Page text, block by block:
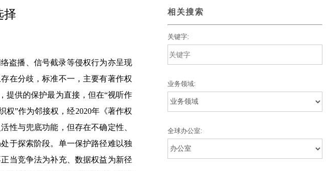
择
盗播、信号截录等侵权行为亦呈现
在分歧，标准不一，主要有著作权
提供的保护最为直接，但在“视听作
权”作为邻接权，经2020年《著作权
性与兜底功能，但存在不确定性、
于探索阶段。单一保护路径难以独
当竞争法为补充、数据权益为新径
相关搜索
关键字:
业务领域:
全球办公室: